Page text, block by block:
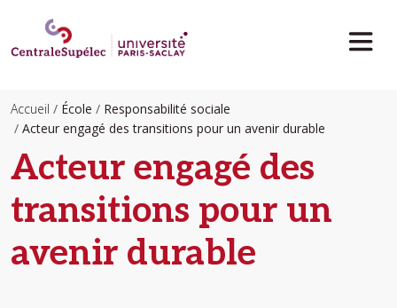
Accueil École
Responsabilité sociale
Acteur engagé des transitions pour un avenir durable
Acteur engagé des
transitions pour un
avenir durable